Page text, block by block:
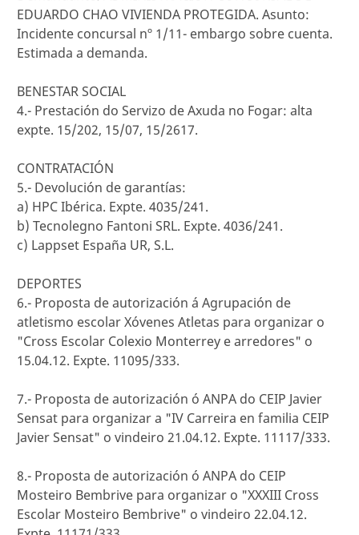
EDUARDO CHAO VIVIENDA PROTEGIDA. Asunto:
Incidente concursal nº 1/11- embargo sobre cuenta.
Estimada a demanda.
BENESTAR SOCIAL
4.- Prestación do Servizo de Axuda no Fogar: alta
expte. 15/202, 15/07, 15/2617.
CONTRATACIÓN
5.- Devolución de garantías:
a) HPC Ibérica. Expte. 4035/241.
b) Tecnolegno Fantoni SRL. Expte. 4036/241.
c) Lappset España UR, S.L.
DEPORTES
6.- Proposta de autorización á Agrupación de
atletismo escolar Xóvenes Atletas para organizar o
"Cross Escolar Colexio Monterrey e arredores" o
15.04.12. Expte. 11095/333.
7.- Proposta de autorización ó ANPA do CEIP Javier
Sensat para organizar a "IV Carreira en familia CEIP
Javier Sensat" o vindeiro 21.04.12. Expte. 11117/333.
8.- Proposta de autorización ó ANPA do CEIP
Mosteiro Bembrive para organizar o "XXXIII Cross
Escolar Mosteiro Bembrive" o vindeiro 22.04.12.